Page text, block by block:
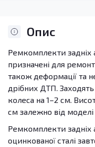
Опис
Ремкомплекти задніх
призначені для
також деформації та
дрібних ДТП. Заходять
колеса на 1–2 см.
см залежно від моделі
Ремкомплекти задніх
оцинкованої сталі